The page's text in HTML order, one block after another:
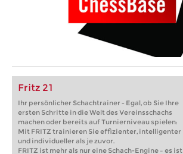
Fritz 21
Ihr persönlicher Schachtrainer - Egal, ob Sie Ihre
ersten Schritte in die Welt des Vereinsschachs
machen oder bereits auf Turnierniveau spielen:
Mit FRITZ trainieren Sie effizienter, intelligenter
und individueller als je zuvor.
FRITZ ist mehr als nur eine Schach-Engine – es ist